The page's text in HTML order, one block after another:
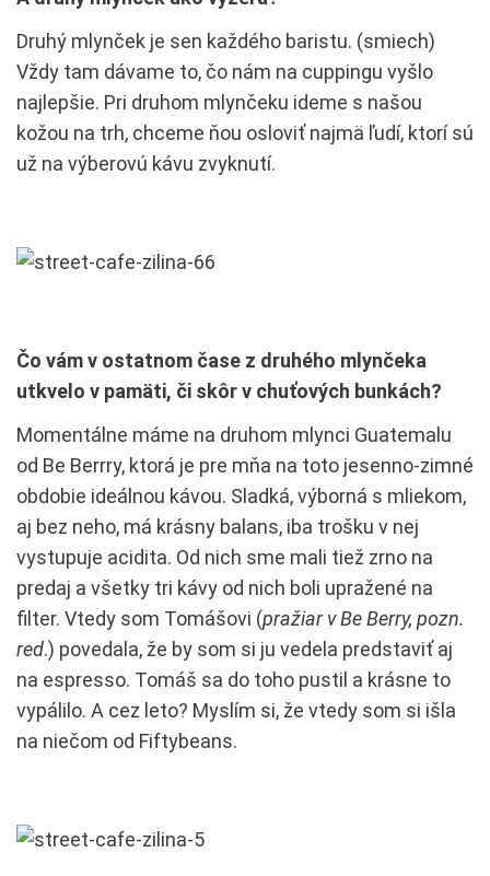
Druhý mlynček je sen každého baristu. (smiech)
Vždy tam dávame to, čo nám na cuppingu vyšlo
najlepšie. Pri druhom mlynčeku ideme s našou
kožou na trh, chceme ňou osloviť najmä ľudí, ktorí sú
už na výberovú kávu zvyknutí.
Čo vám v ostatnom čase z druhého mlynčeka
utkvelo v pamäti, či skôr v chuťových bunkách?
Momentálne máme na druhom mlynci Guatemalu
od Be Berrry, ktorá je pre mňa na toto jesenno-zimné
obdobie ideálnou kávou. Sladká, výborná s mliekom,
aj bez neho, má krásny balans, iba trošku v nej
vystupuje acidita. Od nich sme mali tiež zrno na
predaj a všetky tri kávy od nich boli upražené na
filter. Vtedy som Tomášovi (pražiar v Be Berry, pozn.
red.) povedala, že by som si ju vedela predstaviť aj
na espresso. Tomáš sa do toho pustil a krásne to
vypálilo. A cez leto? Myslím si, že vtedy som si išla
na niečom od Fiftybeans.